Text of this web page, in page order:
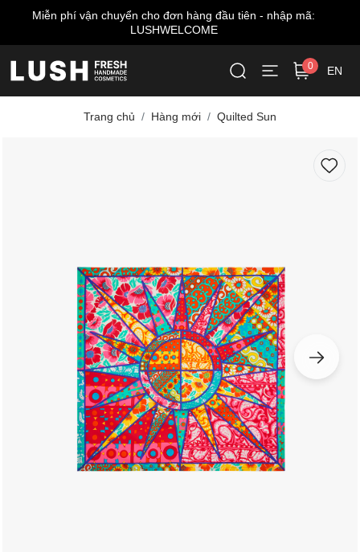
Miễn phí giao hàng cho đơn từ 999.000 VNĐ*
0 EN
Trang chủ Hàng mới Quilted Sun